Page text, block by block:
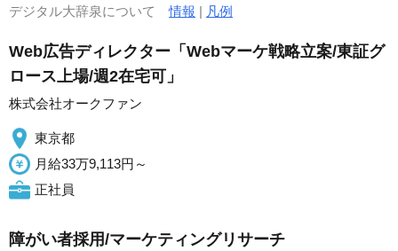
デジタル大辞泉について情報 | 凡例
Web広告ディレクター「Webマーケ戦略立案/東証グ
ロース上場/週2在宅可」
株式会社オークファン
東京都
月給33万9,113円～
正社員
障がい者採用/マーケティングリサーチ